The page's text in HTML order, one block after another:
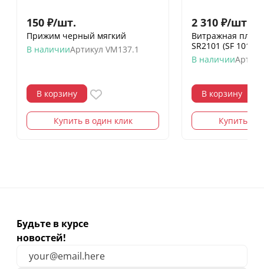
150 ₽/шт.
Прижим черный мягкий
В наличииАртикул VM137.1
В корзину
Купить в один клик
2 310 ₽/шт.
Витражная
SR2101 (SF 101)
В наличии
В корзину
Купить в
Будьте в курсе
новостей!